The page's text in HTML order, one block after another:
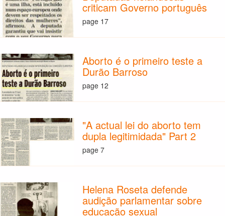
criticam Governo português
page 17
Aborto é o primeiro teste a
Durão Barroso
page 12
"A actual lei do aborto tem
dupla legitimidada" Part 2
page 7
Helena Roseta defende
audição parlamentar sobre
educação sexual